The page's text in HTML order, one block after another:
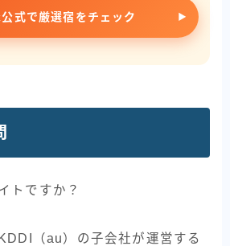
式で厳選宿をチェック
トですか？
（au）の子会社が運営する